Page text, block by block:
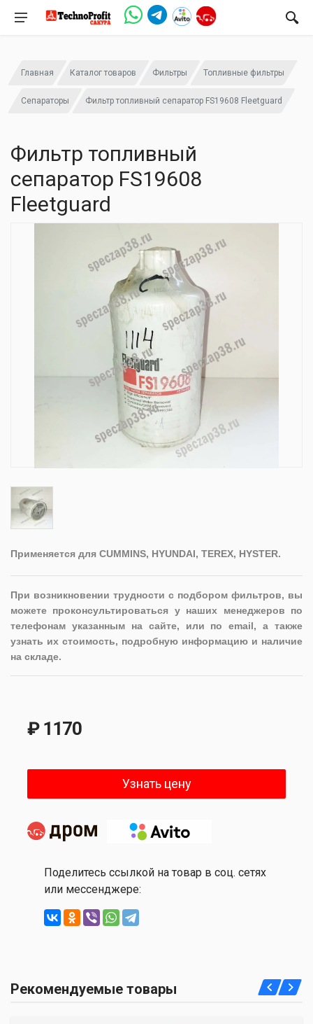
Главная Каталог товаров Фильтры Топливные фильтры
Сепараторы Фильтр топливный сепаратор FS19608 Fleetguard
Фильтр топливный
сепаратор FS19608
Fleetguard
Применяется для CUMMINS, HYUNDAI, TEREX, HYSTER.
При возникновении трудности с подбором фильтров, вы
можете проконсультироваться у наших менеджеров по
телефонам указанным на сайте, или по email, а также
узнать их стоимость, подробную информацию и наличие
на складе.
₽ 1170
Узнать цену
Поделитесь ссылкой на товар в соц. сетях
или мессенджере:
Рекомендуемые товары